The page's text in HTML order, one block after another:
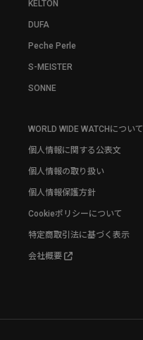
KELTON
DUFA
Peche Perle
S-MEISTER
SONNE
WORLD WIDE WATCHについて
個人情報に関する公表文
個人情報の取り扱い
個人情報保護方針
Cookieポリシーについて
特定商取引法に基づく表示
会社概要